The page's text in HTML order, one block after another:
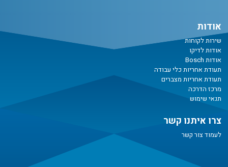
אודות
שירות לקוחות
אודות לדיקו
אודות Bosch
תעודת אחריות כלי עבודה
תעודת אחריות מצברים
מרכז הדרכה
תנאי שימוש
צרו איתנו קשר
לעמוד צור קשר